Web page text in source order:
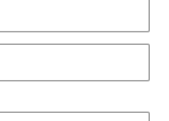
que impulsan la
de APTE.